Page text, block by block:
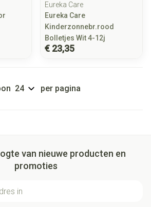
Eureka Care
Eureka Care
Kinderzonnebr.rood
Bolletjes Wit 4-12j
€ 23,35
per pagina
van nieuwe producten en
promoties